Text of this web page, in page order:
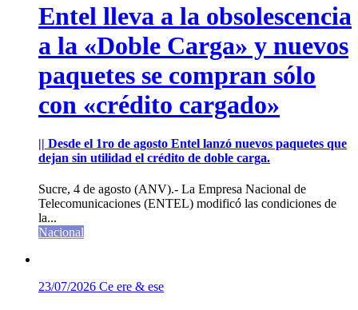
Entel lleva a la obsolescencia
a la «Doble Carga» y nuevos
paquetes se compran sólo
con «crédito cargado»
|| Desde el 1ro de agosto Entel lanzó nuevos paquetes que
dejan sin utilidad el crédito de doble carga.
Sucre, 4 de agosto (ANV).- La Empresa Nacional de
Telecomunicaciones (ENTEL) modificó las condiciones de
la...
Nacional
23/07/2026 Ce ere & ese